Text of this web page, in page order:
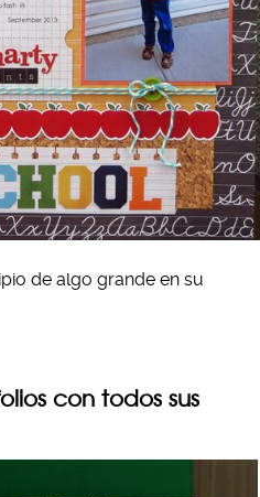
de algo grande en su
con todos sus